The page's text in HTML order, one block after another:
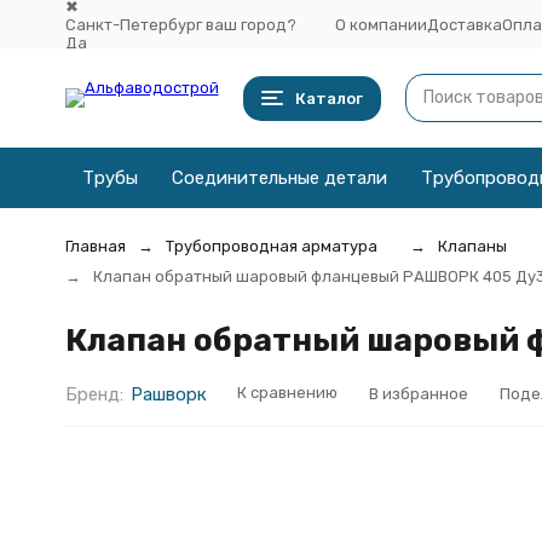
✖
Санкт-Петербург ваш город?
Да
О компании Доставка
Каталог
Трубы Соединительные детали
Главная Трубопроводная арматура Клапаны
Клапан обратный шаровый фланцевый РАШВОРК 405
Клапан обратный шаровый
Бренд: Рашворк К сравнению В избранное